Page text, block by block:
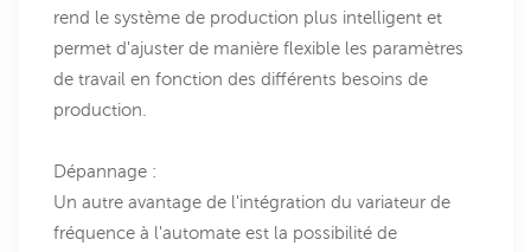
rend le système de production plus intelligent et
permet d'ajuster de manière flexible les paramètres
de travail en fonction des différents besoins de
production.
Dépannage :
Un autre avantage de l'intégration du variateur de
fréquence à l'automate est la possibilité de